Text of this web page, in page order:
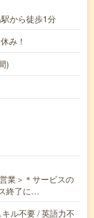
から徒歩1分
み！
)
業＞＊サービスの
終了に…
ル不要 / 英語力不